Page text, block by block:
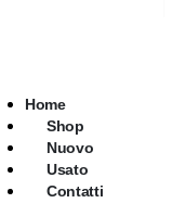
Home
Shop
Nuovo
Usato
Contatti